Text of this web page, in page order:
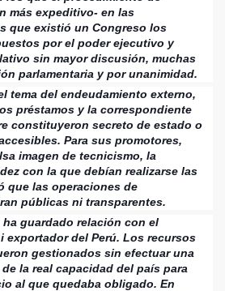
más expeditivo- en las
que existió un Congreso los
por el poder ejecutivo y
sin mayor discusión, muchas
parlamentaria y por unanimidad.
tema del endeudamiento externo,
préstamos y la correspondiente
constituyeron secreto de estado o
Para sus promotores,
imagen de tecnicismo, la
con la que debían realizarse las
que las operaciones de
públicas ni transparentes.
guardado relación con el
del Perú. Los recursos
gestionados sin efectuar una
la real capacidad del país para
al que quedaba obligado. En